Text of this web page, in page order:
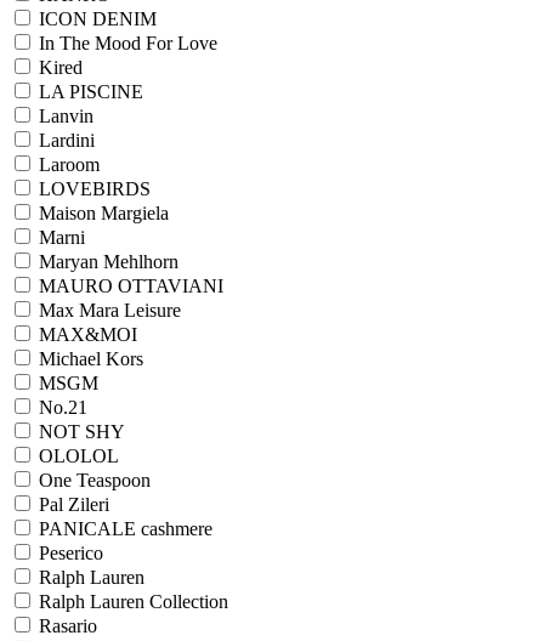
ICON DENIM
In The Mood For Love
Kired
LA PISCINE
Lanvin
Lardini
Laroom
LOVEBIRDS
Maison Margiela
Marni
Maryan Mehlhorn
MAURO OTTAVIANI
Max Mara Leisure
MAX&MOI
Michael Kors
MSGM
No.21
NOT SHY
OLOLOL
One Teaspoon
Pal Zileri
PANICALE cashmere
Peserico
Ralph Lauren
Ralph Lаuren Collection
Rasario